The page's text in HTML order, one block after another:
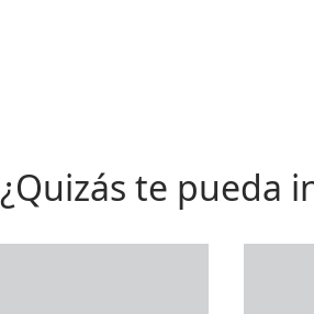
¿Quizás te pueda